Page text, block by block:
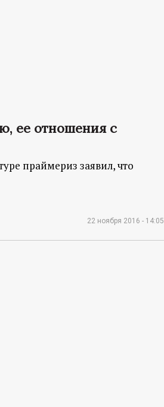
ее отношения с
праймериз заявил, что
22 ноября 2016 - 14:05